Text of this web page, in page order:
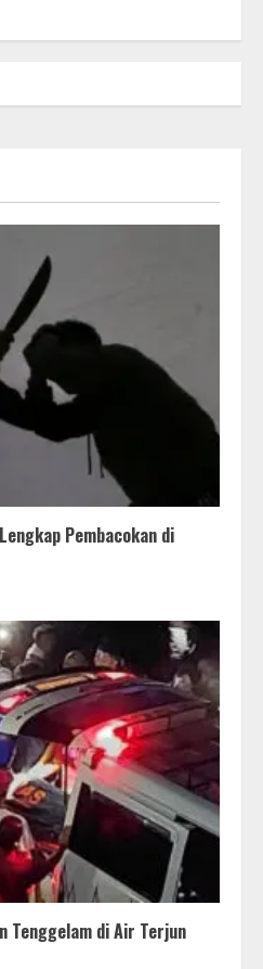
Pembacokan di
Tenggelam di Air Terjun